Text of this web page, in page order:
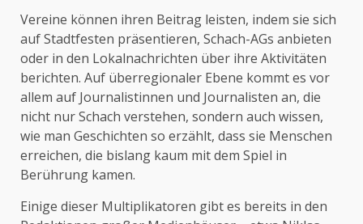
Vereine können ihren Beitrag leisten, indem sie sich
auf Stadtfesten präsentieren, Schach-AGs anbieten
oder in den Lokalnachrichten über ihre Aktivitäten
berichten. Auf überregionaler Ebene kommt es vor
allem auf Journalistinnen und Journalisten an, die
nicht nur Schach verstehen, sondern auch wissen,
wie man Geschichten so erzählt, dass sie Menschen
erreichen, die bislang kaum mit dem Spiel in
Berührung kamen.
Einige dieser Multiplikatoren gibt es bereits in den